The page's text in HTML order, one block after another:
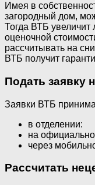
Имея в
загородный дом,
Тогда ВТБ увеличит
оценочной
рассчитывать на
ВТБ получит
Подать заявку
Заявки ВТБ
в отделении:
на
через
Рассчитать